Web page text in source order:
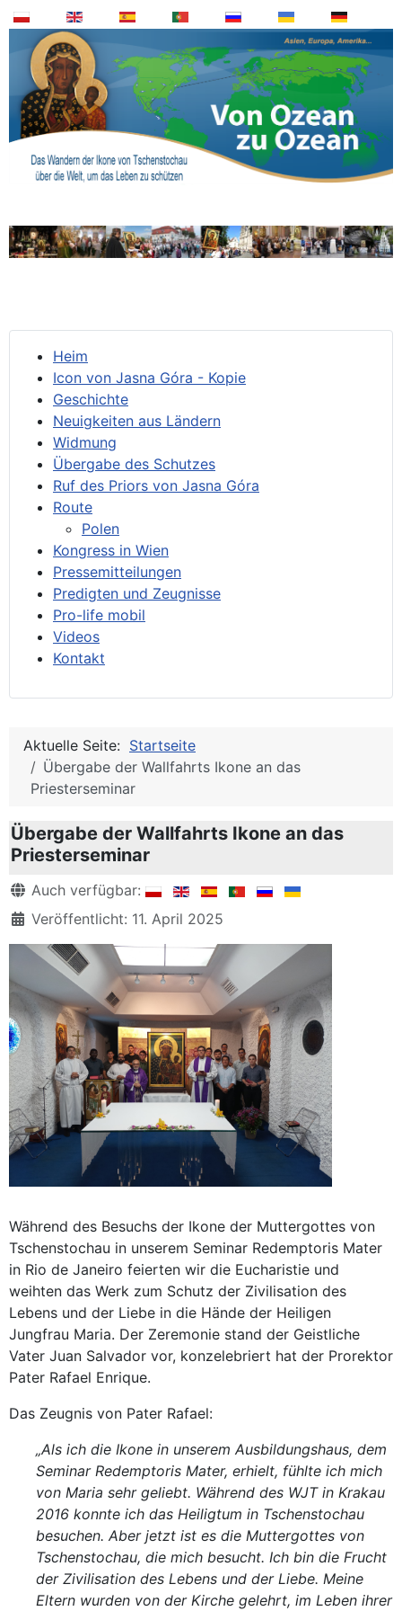
Heim
Icon von Jasna Góra - Kopie
Geschichte
Neuigkeiten aus Ländern
Widmung
Übergabe des Schutzes
Ruf des Priors von Jasna Góra
Route
Polen
Kongress in Wien
Pressemitteilungen
Predigten und Zeugnisse
Pro-life mobil
Videos
Kontakt
Aktuelle Seite: Startseite
Übergabe der Wallfahrts Ikone an das
Priesterseminar
Übergabe der Wallfahrts Ikone an das
Priesterseminar
DetailsAuch verfügbar:
Veröffentlicht: 11. April 2025
Während des Besuchs der Ikone der Muttergottes von
Tschenstochau in unserem Seminar Redemptoris Mater
in Rio de Janeiro feierten wir die Eucharistie und
weihten das Werk zum Schutz der Zivilisation des
Lebens und der Liebe in die Hände der Heiligen
Jungfrau Maria. Der Zeremonie stand der Geistliche
Vater Juan Salvador vor, konzelebriert hat der Prorektor
Pater Rafael Enrique.
Das Zeugnis von Pater Rafael:
„Als ich die Ikone in unserem Ausbildungshaus, dem
Seminar Redemptoris Mater, erhielt, fühlte ich mich
von Maria sehr geliebt. Während des WJT in Krakau
2016 konnte ich das Heiligtum in Tschenstochau
besuchen. Aber jetzt ist es die Muttergottes von
Tschenstochau, die mich besucht. Ich bin die Frucht
der Zivilisation des Lebens und der Liebe. Meine
Eltern wurden von der Kirche gelehrt, im Leben ihrer